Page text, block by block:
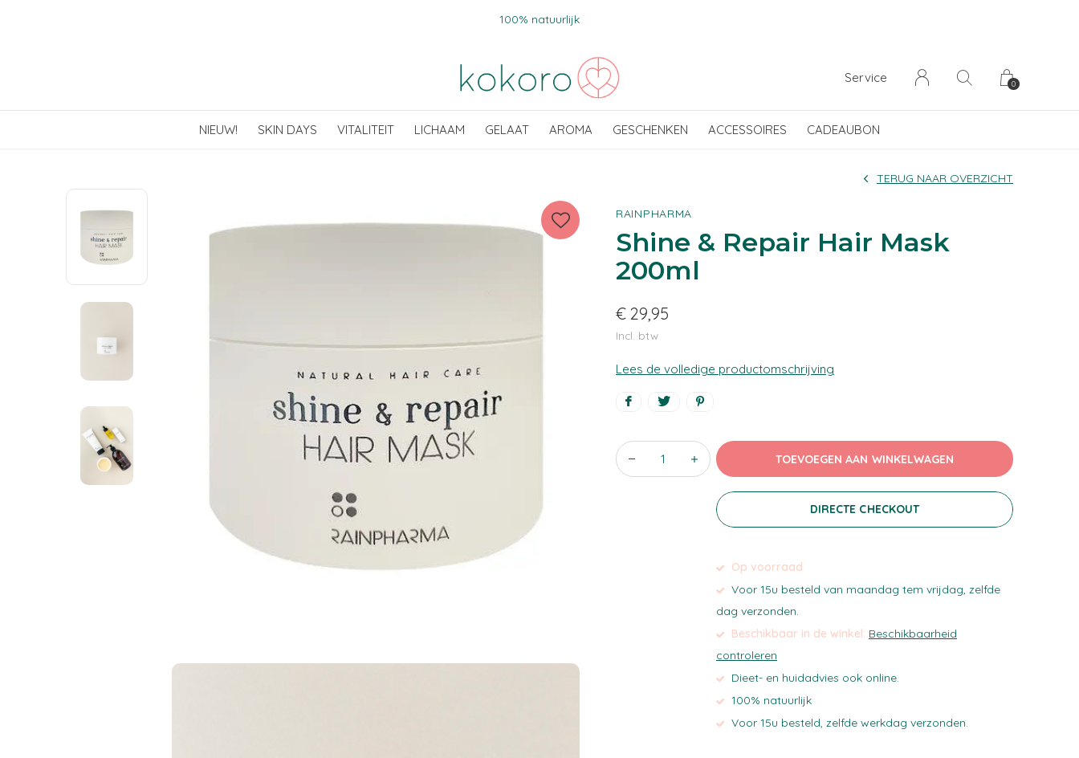
NIEUW! SKIN DAYS VITALITEIT LICHAAM GELAAT AROMA GESCHENKEN ACCESSOIRES CADEAUBON
Service 0
100% natuurlijk
RAINPHARMA
Shine & Repair Hair Mask
200ml
TERUG NAAR OVERZICHT
€ 29,95
Incl. btw
Lees de volledige productomschrijving
TOEVOEGEN AAN WINKELWAGEN
DIRECTE CHECKOUT
Op voorraad
Voor 15u besteld van maandag tem vrijdag, zelfde
dag verzonden.
Beschikbaar in de winkel: Beschikbaarheid
controleren
Dieet- en huidadvies ook online.
100% natuurlijk
Voor 15u besteld, zelfde werkdag verzonden.